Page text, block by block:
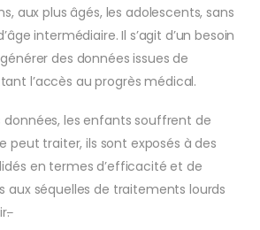
aux plus âgés, les adolescents, sans
intermédiaire. Il s’agit d’un besoin
des données issues de
l’accès au progrès médical.
données, les enfants souffrent de
peut traiter, ils sont exposés à des
en termes d’efficacité et de
aux séquelles de traitements lourds
.